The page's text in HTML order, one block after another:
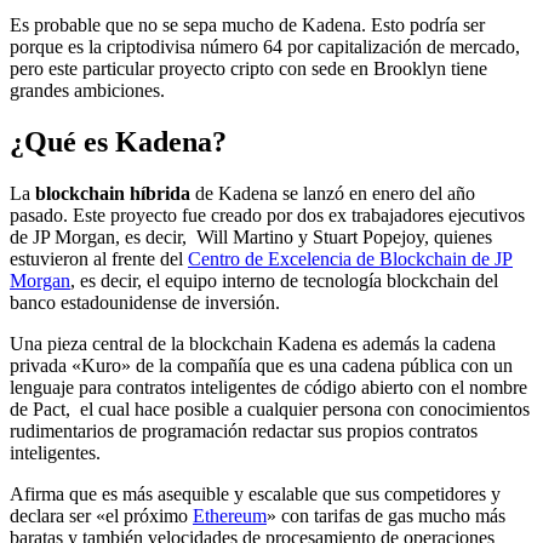
Es probable que no se sepa mucho de Kadena. Esto podría ser
porque es la criptodivisa número 64 por capitalización de mercado,
pero este particular proyecto cripto con sede en Brooklyn tiene
grandes ambiciones.
¿Qué es Kadena?
La blockchain híbrida de Kadena se lanzó en enero del año
pasado. Este proyecto fue creado por dos ex trabajadores ejecutivos
de JP Morgan, es decir, Will Martino y Stuart Popejoy, quienes
estuvieron al frente del Centro de Excelencia de Blockchain de JP
Morgan, es decir, el equipo interno de tecnología blockchain del
banco estadounidense de inversión.
Una pieza central de la blockchain Kadena es además la cadena
privada «Kuro» de la compañía que es una cadena pública con un
lenguaje para contratos inteligentes de código abierto con el nombre
de Pact, el cual hace posible a cualquier persona con conocimientos
rudimentarios de programación redactar sus propios contratos
inteligentes.
Afirma que es más asequible y escalable que sus competidores y
declara ser «el próximo Ethereum» con tarifas de gas mucho más
baratas y también velocidades de procesamiento de operaciones